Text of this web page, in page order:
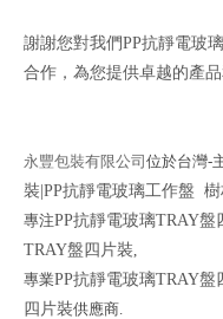
謝謝您對我們PP抗靜電玻
合作，為您提供卓越的產品
永豐包裝有限公司位於台灣-
裝|PP抗靜電玻璃工作盤
專注PP抗靜電玻璃TRAY盤
TRAY盤四片裝
專業PP抗靜電玻璃TRAY盤
四片裝供應商.